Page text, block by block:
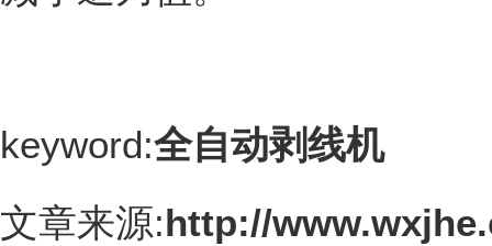
keyword:全自动剥线机
文章来源:http://